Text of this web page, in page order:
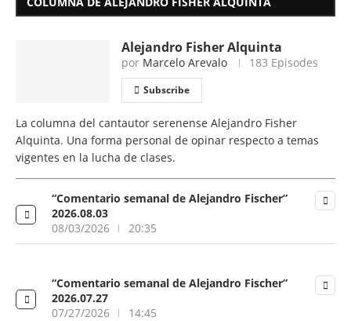
Alejandro Fisher Alquinta
por Marcelo Arevalo 183 Episodes
Subscribe
La columna del cantautor serenense Alejandro Fisher
Alquinta. Una forma personal de opinar respecto a temas
vigentes en la lucha de clases.
“Comentario semanal de Alejandro Fischer”
2026.08.03
08/03/2026
20:35
“Comentario semanal de Alejandro Fischer”
2026.07.27
07/27/2026
14:45